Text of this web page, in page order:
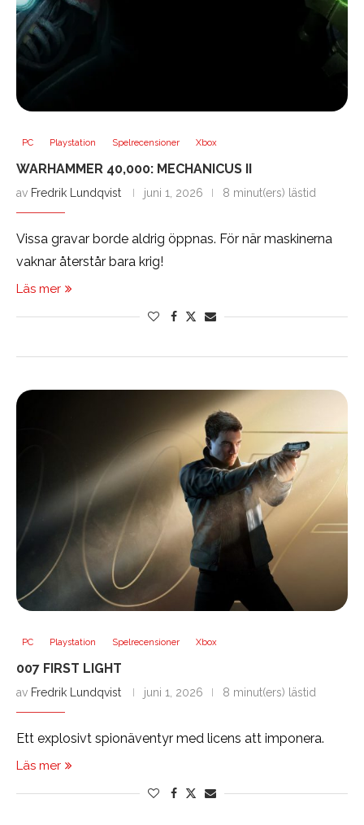
PC Playstation Spelrecensioner Xbox
WARHAMMER 40,000: MECHANICUS II
av Fredrik Lundqvist juni 1, 2026 8 minut(ers) lästid
Vissa gravar borde aldrig öppnas. För när maskinerna
vaknar återstår bara krig!
Läs mer
PC Playstation Spelrecensioner Xbox
007 FIRST LIGHT
av Fredrik Lundqvist juni 1, 2026 8 minut(ers) lästid
Ett explosivt spionäventyr med licens att imponera.
Läs mer